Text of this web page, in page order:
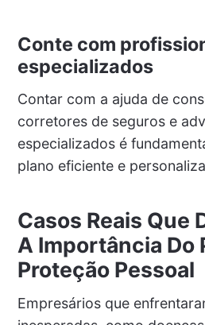
Conte com
especializados
Contar com a ajuda de
corretores de seguros e
especializados é
plano eficiente e
Casos Reais Que
A Importância Do
Proteção Pessoal
Empresários que